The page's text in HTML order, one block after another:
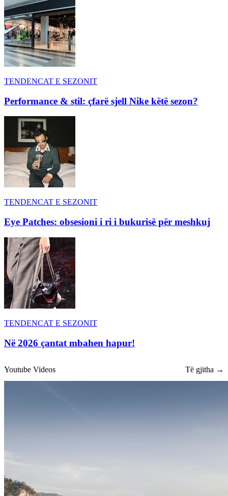
TENDENCAT E SEZONIT
Performance & stil: çfarë sjell Nike këtë sezon?
TENDENCAT E SEZONIT
Eye Patches: obsesioni i ri i bukurisë për meshkuj
TENDENCAT E SEZONIT
Në 2026 çantat mbahen hapur!
Youtube Videos Të gjitha →